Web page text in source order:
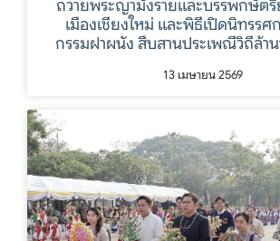
ถวายพระญามังรายและบรรพกษัตริ
เมืองเชียงใหม่ และพิธีเปิดนิทรรศ
กรรมฝาผนัง สืบสานประเพณีวิถีล้าน
13 เมษายน 2569